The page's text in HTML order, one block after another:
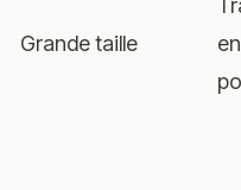
Grande taille